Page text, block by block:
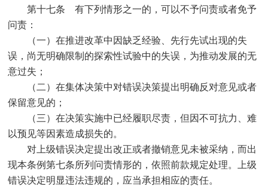
第十七条 有下列情形之一的，可以不予问责或者免予
问责：
（一）在推进改革中因缺乏经验、先行先试出现的失
误，尚无明确限制的探索性试验中的失误，为推动发展的无
意过失；
（二）在集体决策中对错误决策提出明确反对意见或者
保留意见的；
（三）在决策实施中已经履职尽责，但因不可抗力、难
以预见等因素造成损失的。
对上级错误决定提出改正或者撤销意见未被采纳，而出
现本条例第七条所列问责情形的，依照前款规定处理。上级
错误决定明显违法违规的，应当承担相应的责任。